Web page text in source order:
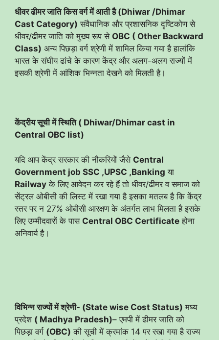
धीवर ढीमर जाति किस वर्ग में आती है (Dhiwar /Dhimar
Cast Category) संवैधानिक और प्रशासनिक दृष्टिकोण से
धीवर/ढीमर जाति को मुख्य रूप से OBC ( Other Backward
Class) अन्य पिछड़ा वर्ग श्रेणी में शामिल किया गया है हालांकि
भारत के संघीय ढांचे के कारण केंद्र और अलग-अलग राज्यों में
इसकी श्रेणी में आंशिक भिन्नता देखने को मिलती है।
केंद्रीय सूची में स्थिति ( Dhiwar/Dhimar cast in
Central OBC list)
यदि आप केंद्र सरकार की नौकरियों जैसे Central
Government job SSC ,UPSC ,Banking या
Railway के लिए आवेदन कर रहे हैं तो धीवर/ढीमर व समाज को
सेंट्रल ओबीसी की लिस्ट में रखा गया है इसका मतलब है कि केंद्र
स्तर पर न 27% ओबीसी आरक्षण के अंतर्गत लाभ मिलता है इसके
लिए उम्मीदवारों के पास Central OBC Certificate होना
अनिवार्य है।
विभिन्न राज्यों में श्रेणी- (State wise Cost Status) मध्य
प्रदेश ( Madhya Pradesh)– एमपी में ढीमर जाति को
पिछड़ा वर्ग (OBC) की सूची में क्रमांक 14 पर रखा गया है राज्य